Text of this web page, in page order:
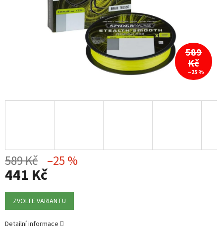
589
Kč
–25 %
589 Kč –25 %
441 Kč
Měrná
cena:
ZVOLTE VARIANTU
Detailní informace